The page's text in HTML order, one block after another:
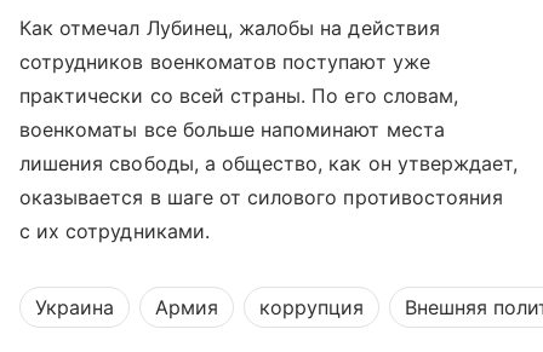
Как отмечал Лубинец, жалобы на действия
сотрудников военкоматов поступают уже
практически со всей страны. По его словам,
военкоматы все больше напоминают места
лишения свободы, а общество, как он утверждает,
оказывается в шаге от силового противостояния
с их сотрудниками.
Украина Армия коррупция Внешняя